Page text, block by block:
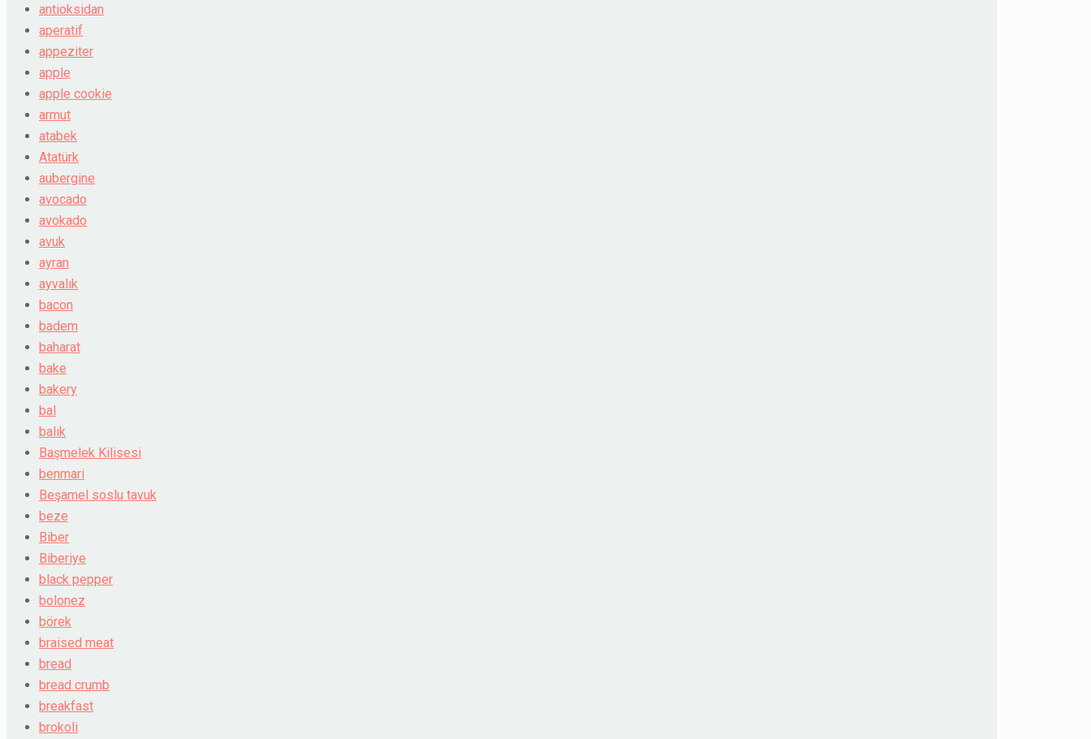
antioksidan
aperatif
appeziter
apple
apple cookie
armut
atabek
Atatürk
aubergine
avocado
avokado
avuk
ayran
ayvalık
bacon
badem
baharat
bake
bakery
bal
balık
Başmelek Kilisesi
benmari
Beşamel soslu tavuk
beze
Biber
Biberiye
black pepper
bolonez
börek
braised meat
bread
bread crumb
breakfast
brokoli